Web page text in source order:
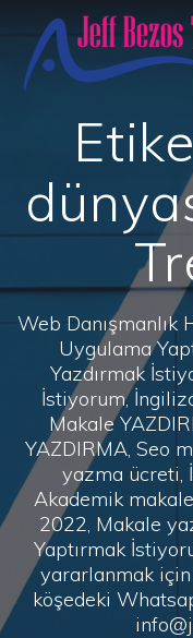
Web
Uygulama
Yazdırmak
İstiyorum,
Makale
YAZDIRMA, Seo
yazma ücreti,
Akademik
2022, Makale
Yaptırmak
yararlanmak için
köşedeki